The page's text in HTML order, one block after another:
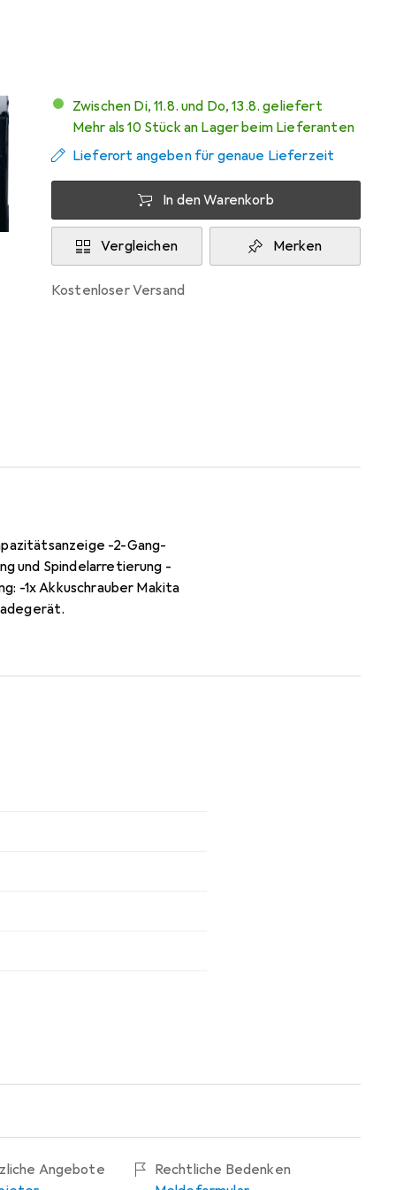
Zwischen Di, 11.8. und Do, 13.8. geliefert
Mehr als 10 Stück an Lager beim Lieferanten
Lieferort angeben für genaue Lieferzeit
In den Warenkorb
Vergleichen Merken
kostenloser Versand
-2-Gang-
und Spindelarretierung -
-1x Akkuschrauber Makita
Angebote
Rechtliche Bedenken